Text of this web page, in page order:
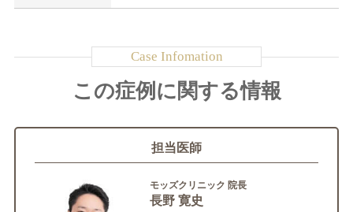
この症例に関する情報
担当医師
モッズクリニック 院長
長野 寛史